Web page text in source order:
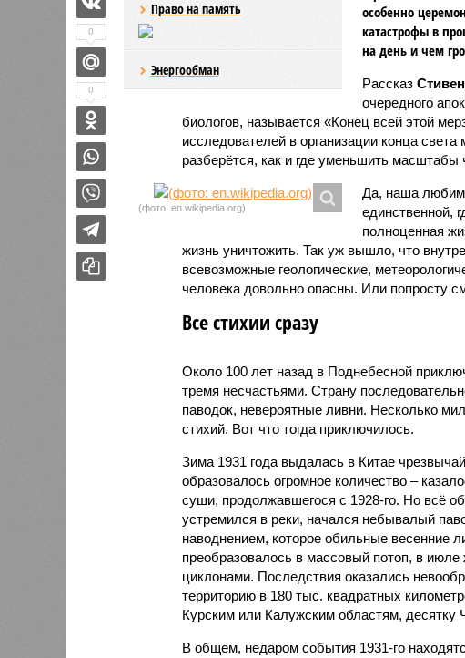
Право на память
Энергообман
особенно
катастрофы в
на день и чем
Рассказ
очередного
биологов, называется «Конец всей этой
исследователей в организации конца
разберётся, как и где уменьшить масштабы
(фото: en.wikipedia.org)
Да, наша
единственной,
полноценная
жизнь уничтожить. Так уж вышло, что
всевозможные геологические,
человека довольно опасны. Или попросту
Все стихии сразу
Около 100 лет назад в Поднебесной
тремя несчастьями. Страну
паводок, невероятные ливни. Несколько
стихий. Вот что тогда приключилось.
Зима 1931 года выдалась в Китае
образовалось огромное количество –
суши, продолжавшегося с 1928-го. Но всё
устремился в реки, начался небывалый
наводнением, которое обильные весенние
преобразовалось в массовый потоп, в
циклонами. Последствия оказались
территорию в 180 тыс. квадратных
Курским или Калужским областям, десятку
В общем, недаром события 1931-го
0
0